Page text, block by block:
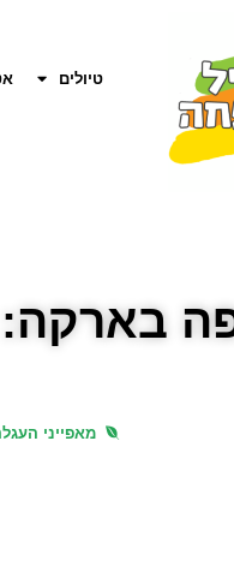
טיולים
בארקה:
מאפייני